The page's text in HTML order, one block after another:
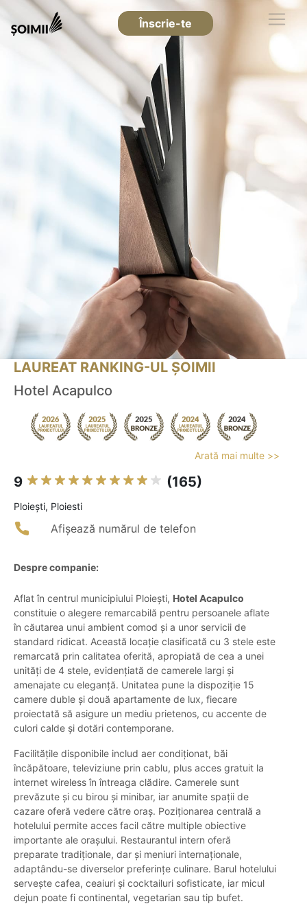
Înscrie-te
LAUREAT RANKING-UL ȘOIMII
Hotel Acapulco
Arată mai multe >>
9 (165)
Ploieşti, Ploiesti
Afișează numărul de telefon
Despre companie:
Aflat în centrul municipiului Ploiești, Hotel Acapulco
constituie o alegere remarcabilă pentru persoanele aflate
în căutarea unui ambient comod și a unor servicii de
standard ridicat. Această locație clasificată cu 3 stele este
remarcată prin calitatea oferită, apropiată de cea a unei
unități de 4 stele, evidențiată de camerele largi și
amenajate cu eleganță. Unitatea pune la dispoziție 15
camere duble și două apartamente de lux, fiecare
proiectată să asigure un mediu prietenos, cu accente de
culori calde și dotări contemporane.
Facilitățile disponibile includ aer condiționat, băi
încăpătoare, televiziune prin cablu, plus acces gratuit la
internet wireless în întreaga clădire. Camerele sunt
prevăzute și cu birou și minibar, iar anumite spații de
cazare oferă vedere către oraș. Poziționarea centrală a
hotelului permite acces facil către multiple obiective
importante ale orașului. Restaurantul intern oferă
preparate tradiționale, dar și meniuri internaționale,
adaptându-se diverselor preferințe culinare. Barul hotelului
servește cafea, ceaiuri și cocktailuri sofisticate, iar micul
dejun poate fi continental, vegetarian sau tip bufet.